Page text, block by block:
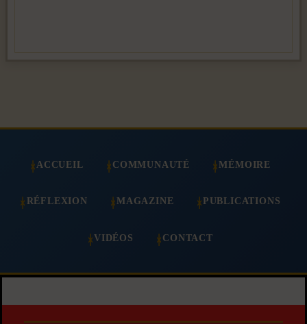
ACCUEIL COMMUNAUTÉ MÉMOIRE
RÉFLEXION MAGAZINE PUBLICATIONS
VIDÉOS CONTACT